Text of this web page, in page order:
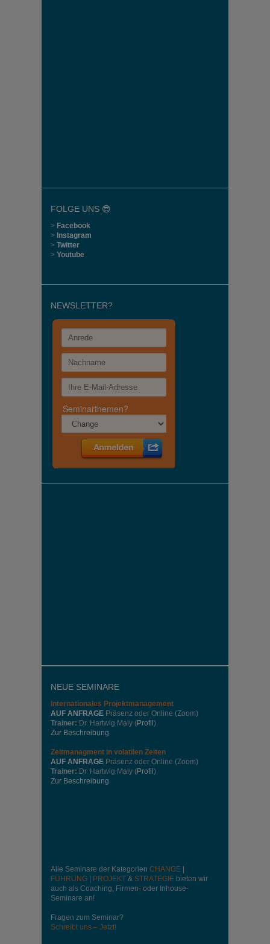
FOLGE UNS 😎
> Facebook
> Instagram
> Twitter
> Youtube
NEWSLETTER?
NEUE SEMINARE
Internationales Projektmanagement
AUF ANFRAGE Präsenz oder Online (Zoom)
Trainer: Dr. Hartwig Maly (Profil )
Zur Beschreibung
Zeitmanagment in volatilen Zeiten
AUF ANFRAGE Präsenz oder Online (Zoom)
Trainer: Dr. Hartwig Maly (Profil )
Zur Beschreibung
Alle Seminare der Kategorien CHANGE
FÜHRUNG
PROJEKT & STRATEGIE bieten wir
auch als Coaching, Firmen- oder Inhouse-
Seminare an!
Fragen zum Seminar?
Schreibt uns – Jetzt!